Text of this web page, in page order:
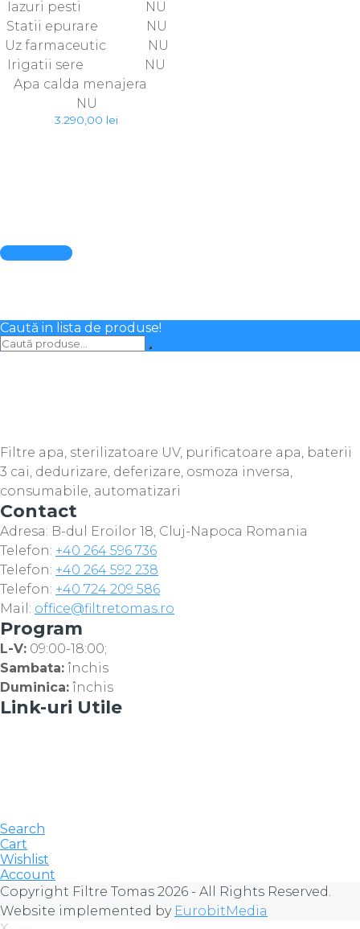
Iazuri pesti NU
Statii epurare NU
Uz farmaceutic NU
Irigatii sere NU
Apa calda menajera
NU
3.290,00 lei
Quick View
Caută in lista de produse!
Filtre apa, sterilizatoare UV, purificatoare apa, baterii
3 cai, dedurizare, deferizare, osmoza inversa,
consumabile, automatizari
Contact
Adresa: B-dul Eroilor 18, Cluj-Napoca Romania
Telefon: +40 264 596 736
Telefon: +40 264 592 238
Telefon: +40 724 209 586
Mail: office@filtretomas.ro
Program
L-V: 09:00-18:00;
Sambata: închis
Duminica: închis
Link-uri Utile
Search
Cart
Wishlist
Account
Copyright Filtre Tomas 2026 - All Rights Reserved.
Website implemented by EurobitMedia